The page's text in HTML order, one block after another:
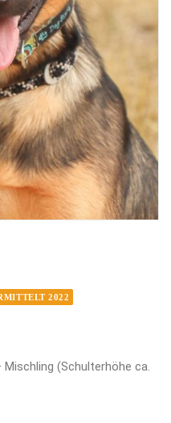
2022
(Schulterhöhe ca.